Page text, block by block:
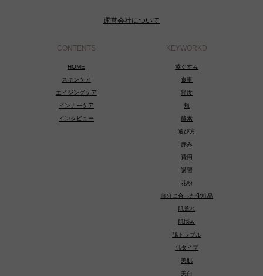
運営会社について
CONTENTS
HOME
スキンケア
エイジングケア
インナーケア
インタビュー
KEYWORKD
黄ぐすみ
食事
頻度
頬
酵素
選び方
赤み
費用
講習
花粉
自分に合った化粧品
肌荒れ
肌悩み
肌トラブル
肌タイプ
美肌
美白